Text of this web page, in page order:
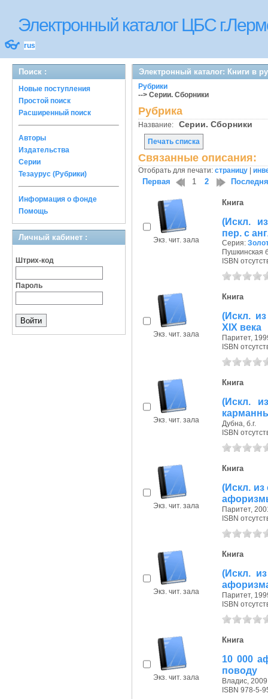
Электронный каталог ЦБС
👓 rus
Поиск :
Новые поступления
Простой поиск
Расширенный поиск
Авторы
Издательства
Серии
Тезаурус (Рубрики)
Информация о фонде
Помощь
Личный кабинет :
Штрих-код
Пароль
Электронный каталог: Книги в
Рубрики
--> Серии. Сборники
Рубрика
Название: Серии. Сборники
Печать списка
Связанные описания:
Отобрать для печати: страницу
Первая 1 2
Экз. чит. зала
Книга
(Искл.
пер. с
Серия:
Пушкинская
ISBN
Экз. чит. зала
Книга
(Искл.
XIX века
Паритет,
ISBN
Экз. чит. зала
Книга
(Искл.
Дубна, б.г.
ISBN
Экз. чит. зала
Книга
(Искл. из
Паритет,
ISBN
Экз. чит. зала
Книга
(Искл.
Паритет,
ISBN
Экз. чит. зала
Книга
10 000
поводу
Владис, 2009
ISBN 978-5-